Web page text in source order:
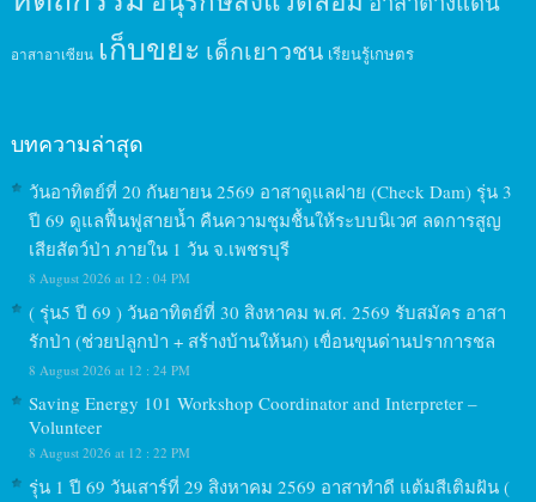
อาสาอาเซียน เก็บขยะ เด็กเยาวชน เรียนรู้เกษตร
บทความล่าสุด
วันอาทิตย์ที่ 20 กันยายน 2569 อาสาดูแลฝาย (Check Dam) รุ่น 3
ปี 69 ดูแลฟื้นฟูสายน้ำ คืนความชุมชื้นให้ระบบนิเวศ ลดการสูญ
เสียสัตว์ป่า ภายใน 1 วัน จ.เพชรบุรี
8 August 2026 at 12 : 04 PM
( รุ่น5 ปี 69 ) วันอาทิตย์ที่ 30 สิงหาคม พ.ศ. 2569 รับสมัคร อาสา
รักป่า (ช่วยปลูกป่า + สร้างบ้านให้นก) เขื่อนขุนด่านปราการชล
8 August 2026 at 12 : 24 PM
Saving Energy 101 Workshop Coordinator and Interpreter –
Volunteer
8 August 2026 at 12 : 22 PM
รุ่น 1 ปี 69 วันเสาร์ที่ 29 สิงหาคม 2569 อาสาทำดี แต้มสีเติมฝัน (